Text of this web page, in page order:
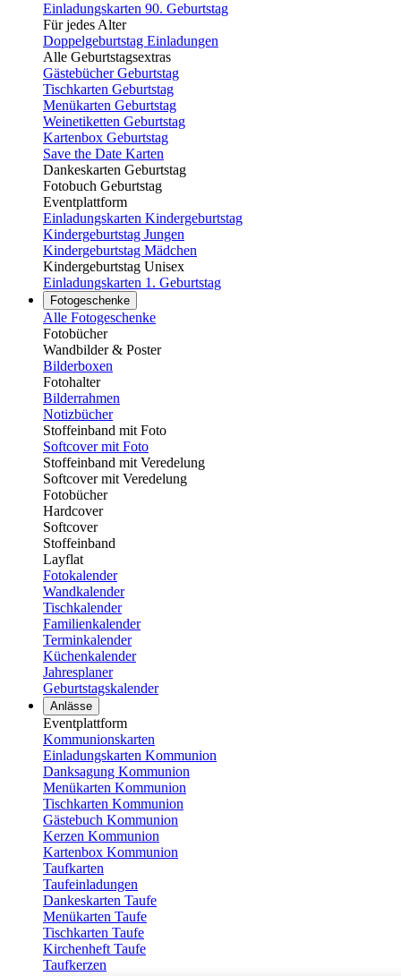
Einladungskarten 90. Geburtstag
Für jedes Alter
Doppelgeburtstag Einladungen
Alle Geburtstagsextras
Gästebücher Geburtstag
Tischkarten Geburtstag
Menükarten Geburtstag
Weinetiketten Geburtstag
Kartenbox Geburtstag
Save the Date Karten
Dankeskarten Geburtstag
Fotobuch Geburtstag
Eventplattform
Einladungskarten Kindergeburtstag
Kindergeburtstag Jungen
Kindergeburtstag Mädchen
Kindergeburtstag Unisex
Einladungskarten 1. Geburtstag
Fotogeschenke
Alle Fotogeschenke
Fotobücher
Wandbilder & Poster
Bilderboxen
Fotohalter
Bilderrahmen
Notizbücher
Stoffeinband mit Foto
Softcover mit Foto
Stoffeinband mit Veredelung
Softcover mit Veredelung
Fotobücher
Hardcover
Softcover
Stoffeinband
Layflat
Fotokalender
Wandkalender
Tischkalender
Familienkalender
Terminkalender
Küchenkalender
Jahresplaner
Geburtstagskalender
Anlässe
Eventplattform
Kommunionskarten
Einladungskarten Kommunion
Danksagung Kommunion
Menükarten Kommunion
Tischkarten Kommunion
Gästebuch Kommunion
Kerzen Kommunion
Kartenbox Kommunion
Taufkarten
Taufeinladungen
Dankeskarten Taufe
Menükarten Taufe
Tischkarten Taufe
Kirchenheft Taufe
Taufkerzen